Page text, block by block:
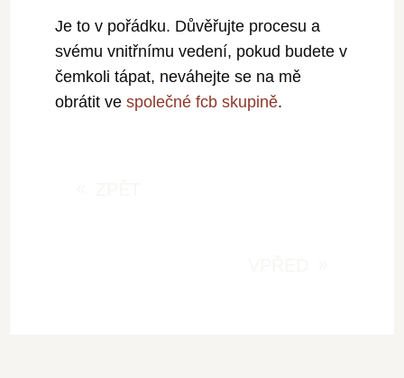
Je to v pořádku. Důvěřujte procesu a
svému vnitřnímu vedení, pokud budete v
čemkoli tápat, neváhejte se na mě
obrátit vespolečné fcb skupině.